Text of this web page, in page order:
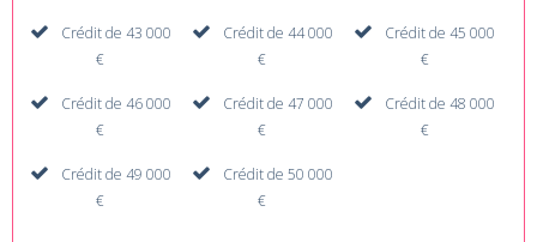
Crédit de 43 000
€
Crédit de 44 000
€
Crédit de 45 000
€
Crédit de 46 000
€
Crédit de 47 000
€
Crédit de 48 000
€
Crédit de 49 000
€
Crédit de 50 000
€